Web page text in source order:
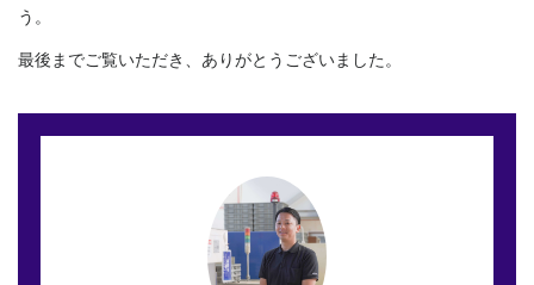
う。
最後までご覧いただき、ありがとうございました。